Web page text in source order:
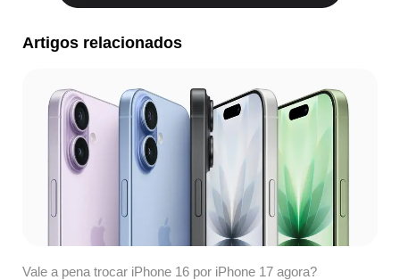
Artigos relacionados
Vale a pena trocar iPhone 16 por iPhone 17 agora?